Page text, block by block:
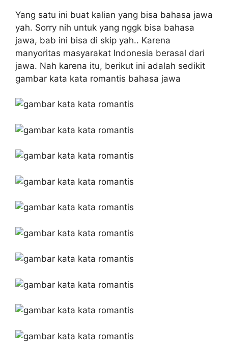
Yang satu ini buat kalian yang bisa bahasa jawa
yah. Sorry nih untuk yang nggk bisa bahasa
jawa, bab ini bisa di skip yah.. Karena
manyoritas masyarakat Indonesia berasal dari
jawa. Nah karena itu, berikut ini adalah sedikit
gambar kata kata romantis bahasa jawa